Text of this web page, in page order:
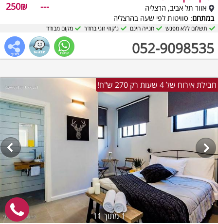
אזור תל אביב, הרצליה
במתחם: סוויטות לפי שעה בהרצליה
052-9098535
---
250₪
תשלום ללא מפגש חנייה חינם ג'קוזי זוגי בחדר מקום מבודד
חבילת אירוח של 4 שעות רק 270 ש"ח!
1מתוך 11